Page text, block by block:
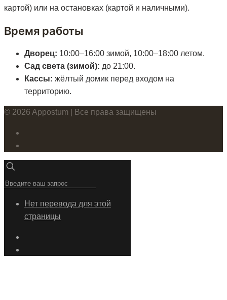
картой) или на остановках (картой и наличными).
Время работы
Дворец: 10:00–16:00 зимой, 10:00–18:00 летом.
Сад света (зимой): до 21:00.
Кассы: жёлтый домик перед входом на
территорию.
© 2026 Appostum | Все права защищены
Нет перевода для этой
страницы